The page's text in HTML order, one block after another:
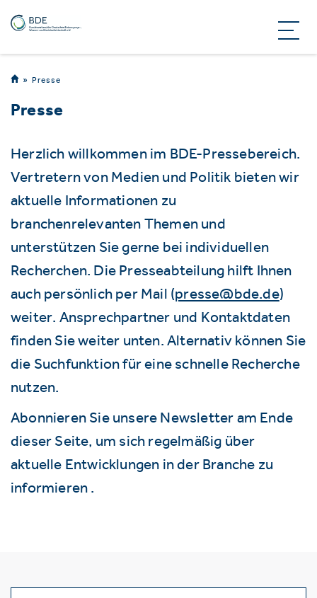
Presse
Presse
Herzlich willkommen im BDE-Pressebereich.
Vertretern von Medien und Politik bieten wir
aktuelle Informationen zu
branchenrelevanten Themen und
unterstützen Sie gerne bei individuellen
Recherchen. Die Presseabteilung hilft Ihnen
auch persönlich per Mail (presse@bde.de)
weiter. Ansprechpartner und Kontaktdaten
finden Sie weiter unten. Alternativ können Sie
die Suchfunktion für eine schnelle Recherche
nutzen.
Abonnieren Sie unsere Newsletter am Ende
dieser Seite, um sich regelmäßig über
aktuelle Entwicklungen in der Branche zu
informieren .